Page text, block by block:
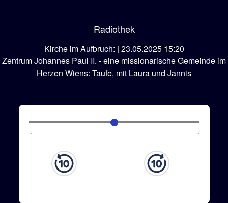
Radiothek
Kirche im Aufbruch: | 23.05.2025 15:20
Zentrum Johannes Paul II. - eine missionarische Gemeinde im
Herzen Wiens: Taufe, mit Laura und Jannis
:: ::